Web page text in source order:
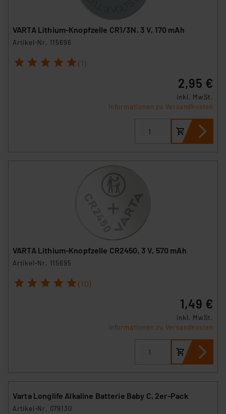
VARTA Lithium-Knopfzelle CR1/3N, 3 V, 170 mAh
Artikel-Nr. 115696
1 2 3 4 5 (1)
2,95 €
inkl. MwSt.
Informationen zu Versandkosten
VARTA Lithium-Knopfzelle CR2450, 3 V, 570 mAh
Artikel-Nr. 115695
1 2 3 4 5 (10)
1,49 €
inkl. MwSt.
Informationen zu Versandkosten
Varta Longlife Alkaline Batterie Baby C, 2er-Pack
Artikel-Nr. 079130